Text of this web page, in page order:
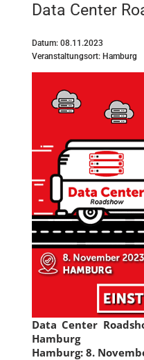
Data Center
Datum: 08.11.2023
Veranstaltungsort: Hamburg
Data Center
Hamburg
Hamburg: 8.